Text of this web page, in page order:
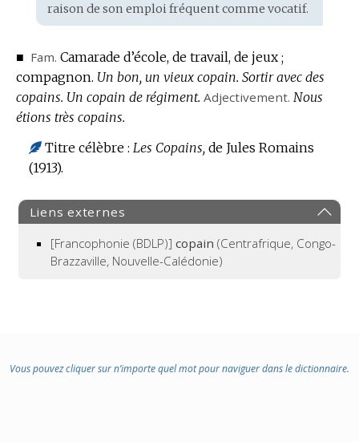
raison de son emploi fréquent comme vocatif.
■ Fam. Camarade d’école, de travail, de jeux ;
compagnon. Un bon, un vieux copain. Sortir avec des
copains. Un copain de régiment. Adjectivement. Nous
étions très copains.
Titre célèbre : Les Copains, de Jules Romains
(1913).
Liens externes
[Francophonie (BDLP)] copain (Centrafrique, Congo-
Brazzaville, Nouvelle-Calédonie)
Vous pouvez cliquer sur n’importe quel mot pour naviguer dans le dictionnaire.